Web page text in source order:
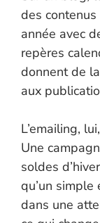
des
année avec
repères
donnent de
aux
L’emailing,
Une
soldes
qu’un simple
dans une